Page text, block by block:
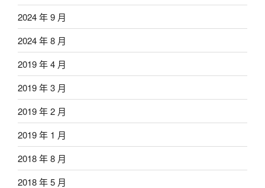
2024 年 9 月
2024 年 8 月
2019 年 4 月
2019 年 3 月
2019 年 2 月
2019 年 1 月
2018 年 8 月
2018 年 5 月